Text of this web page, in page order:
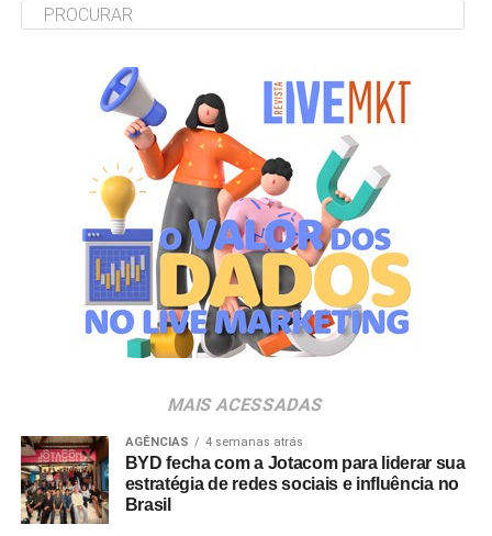
MAIS ACESSADAS
AGÊNCIAS 4 semanas atrás
BYD fecha com a Jotacom para liderar sua
estratégia de redes sociais e influência no
Brasil